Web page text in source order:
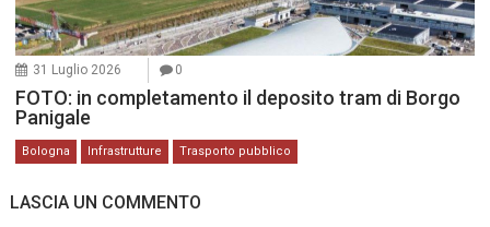
31 Luglio 2026 0
FOTO: in completamento il deposito tram di Borgo
Panigale
Bologna Infrastrutture Trasporto pubblico
LASCIA UN COMMENTO